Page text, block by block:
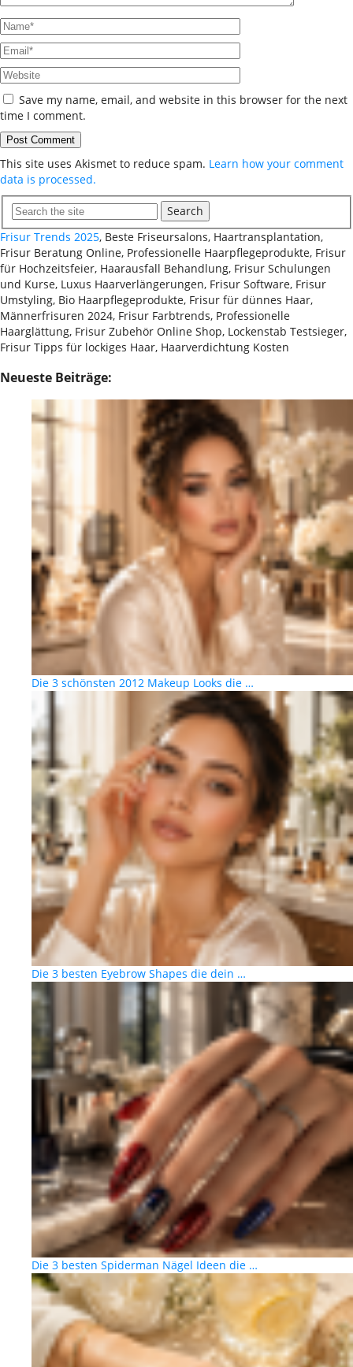
Save my name, email, and website in this browser for the next
time I comment.
This site uses Akismet to reduce spam. Learn how your comment
data is processed.
Search
Frisur Trends 2025, Beste Friseursalons, Haartransplantation,
Frisur Beratung Online, Professionelle Haarpflegeprodukte, Frisur
für Hochzeitsfeier, Haarausfall Behandlung, Frisur Schulungen
und Kurse, Luxus Haarverlängerungen, Frisur Software, Frisur
Umstyling, Bio Haarpflegeprodukte, Frisur für dünnes Haar,
Männerfrisuren 2024, Frisur Farbtrends, Professionelle
Haarglättung, Frisur Zubehör Online Shop, Lockenstab Testsieger,
Frisur Tipps für lockiges Haar, Haarverdichtung Kosten
Neueste Beiträge:
Die 3 schönsten 2012 Makeup Looks die …
Die 3 besten Eyebrow Shapes die dein …
Die 3 besten Spiderman Nägel Ideen die …